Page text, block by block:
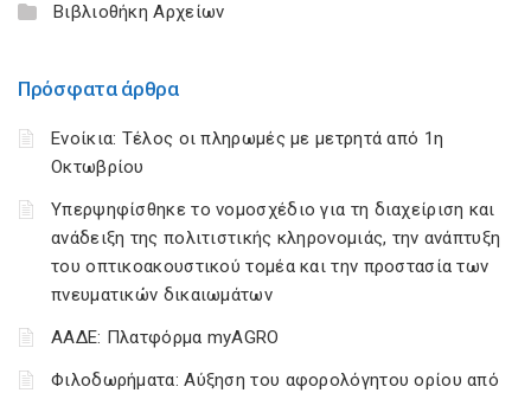
Βιβλιοθήκη Αρχείων
Πρόσφατα άρθρα
Ενοίκια: Τέλος οι πληρωμές με μετρητά από 1η
Οκτωβρίου
Υπερψηφίσθηκε το νομοσχέδιο για τη διαχείριση και
ανάδειξη της πολιτιστικής κληρονομιάς, την ανάπτυξη
του οπτικοακουστικού τομέα και την προστασία των
πνευματικών δικαιωμάτων
ΑΑΔΕ: Πλατφόρμα myAGRO
Φιλοδωρήματα: Αύξηση του αφορολόγητου ορίου από